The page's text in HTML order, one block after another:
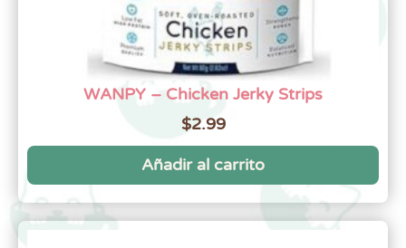
WANPY – Chicken Jerky Strips
$2.99
Añadir al carrito